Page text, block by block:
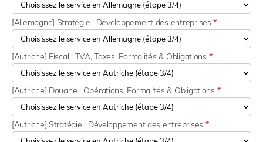
[Allemagne] Stratégie : Développement des entreprises*
[Autriche] Fiscal : TVA, Taxes, Formalités & Obligations *
[Autriche] Douane : Opérations, Formalités & Obligations *
[Autriche] Stratégie : Développement des entreprises *